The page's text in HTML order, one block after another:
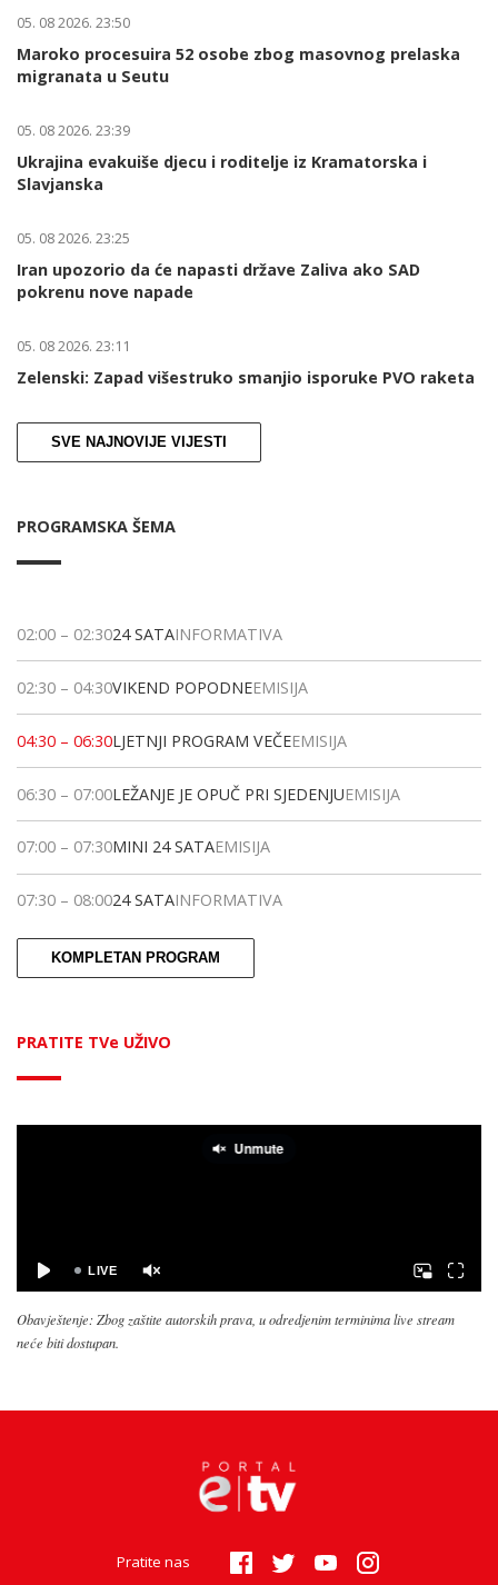
05. 08 2026. 23:50
Maroko procesuira 52 osobe zbog masovnog prelaska
migranata u Seutu
05. 08 2026. 23:39
Ukrajina evakuiše djecu i roditelje iz Kramatorska i
Slavjanska
05. 08 2026. 23:25
Iran upozorio da će napasti države Zaliva ako SAD
pokrenu nove napade
05. 08 2026. 23:11
Zelenski: Zapad višestruko smanjio isporuke PVO raketa
SVE NAJNOVIJE VIJESTI
PROGRAMSKA ŠEMA
02:00 – 02:3024 SATAINFORMATIVA
02:30 – 04:30VIKEND POPODNEEMISIJA
04:30 – 06:30LJETNJI PROGRAM VEČEEMISIJA
06:30 – 07:00LEŽANJE JE OPUČ PRI SJEDENJUEMISIJA
07:00 – 07:30MINI 24 SATAEMISIJA
07:30 – 08:0024 SATAINFORMATIVA
KOMPLETAN PROGRAM
PRATITE TVe UŽIVO
Obavještenje: Zbog zaštite autorskih prava, u odredjenim terminima live stream
neće biti dostupan.
Pratite nas